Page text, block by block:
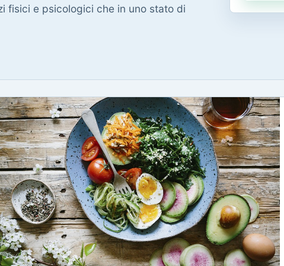
fisici e psicologici che in uno stato di